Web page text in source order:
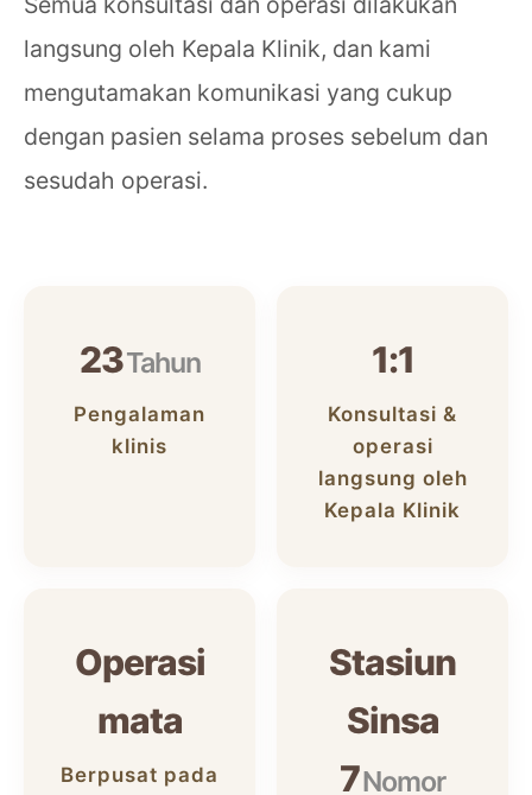
langsung oleh Kepala Klinik, dan kami
mengutamakan komunikasi yang cukup
dengan pasien selama proses sebelum dan
sesudah operasi.
23Tahun
Pengalaman
klinis
1:1
Konsultasi &
operasi
langsung oleh
Kepala Klinik
Operasi
mata
Berpusat pada
Stasiun
Sinsa
7Nomor